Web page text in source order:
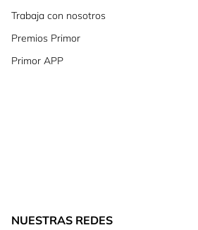
Trabaja con nosotros
Premios Primor
Primor APP
NUESTRAS REDES